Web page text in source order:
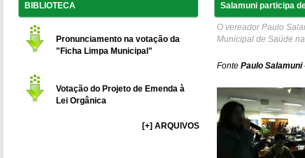
BIBLIOTECA
Pronunciamento na votação da
"Ficha Limpa Municipal"
Votação do Projeto de Emenda à
Lei Orgânica
[+] ARQUIVOS
Salamuni participa
O vereador Paulo
Municipal de Saúde
Fonte Paulo Salamuni